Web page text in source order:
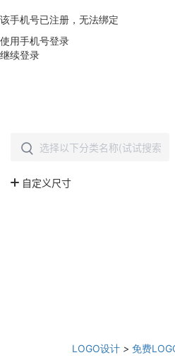
该手机号已注册，无法绑定
使用手机号登录
继续登录
LOGO设计 > 免费